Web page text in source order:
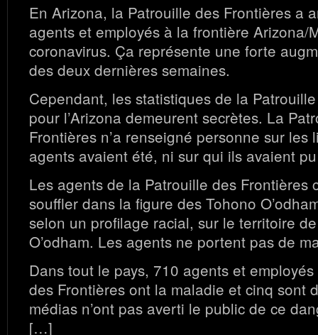
En Arizona, la Patrouille des Frontières a
agents et employés à la frontière Arizona/
coronavirus. Ça représente une forte
des deux dernières semaines.
Cependant, les statistiques de la
pour l’Arizona demeurent secrètes. La
Frontières n’a renseigné personne sur les
agents avaient été, ni sur qui ils avaient
Les agents de la Patrouille des Frontières
souffler dans la figure des Tohono
selon un profilage racial, sur le territoire
O’odham. Les agents ne portent pas de
Dans tout le pays, 710 agents et
des Frontières ont la maladie et cinq sont
médias n’ont pas averti le public de ce
[…]